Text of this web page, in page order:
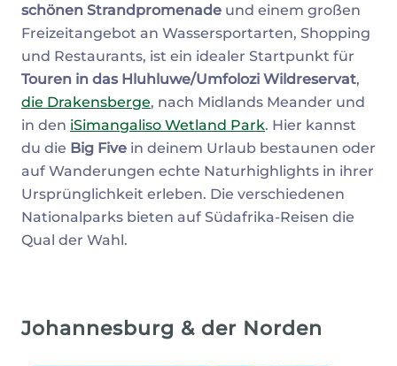
schönen Strandpromenade und einem großen
Freizeitangebot an Wassersportarten, Shopping
und Restaurants, ist ein idealer Startpunkt für
Touren in das Hluhluwe/Umfolozi Wildreservat,
die Drakensberge, nach Midlands Meander und
in den iSimangaliso Wetland Park. Hier kannst
du die Big Five in deinem Urlaub bestaunen oder
auf Wanderungen echte Naturhighlights in ihrer
Ursprünglichkeit erleben. Die verschiedenen
Nationalparks bieten auf Südafrika-Reisen die
Qual der Wahl.
Johannesburg & der Norden